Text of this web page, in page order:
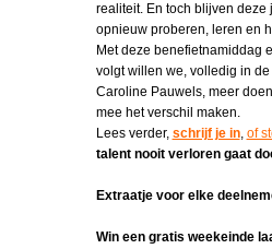
realiteit. En toch blijven deze
opnieuw proberen, leren en
Met deze benefietnamiddag
volgt willen we, volledig in
Caroline Pauwels, meer
mee het verschil maken.
Lees verder, schrijf je in, of
talent nooit verloren gaat
Extraatje voor elke
Win een gratis weekeinde